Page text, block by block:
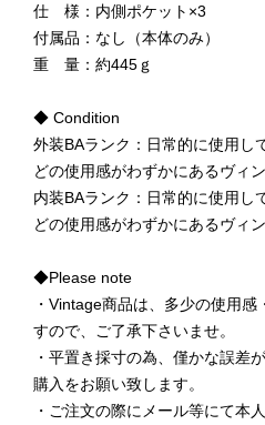
仕 様：内側ポケット×3
付属品：なし（本体のみ）
重 量：約445ｇ
◆ Condition
外装BAランク：日常的に使用し
どの使用感がわずかにあるヴィ
内装BAランク：日常的に使用し
どの使用感がわずかにあるヴィ
◆Please note
・Vintage商品は、多少の使用
すので、ご了承下さいませ。
・平置き採寸の為、僅かな誤差
購入をお願い致します。
・ご注文の際にメール等にて本